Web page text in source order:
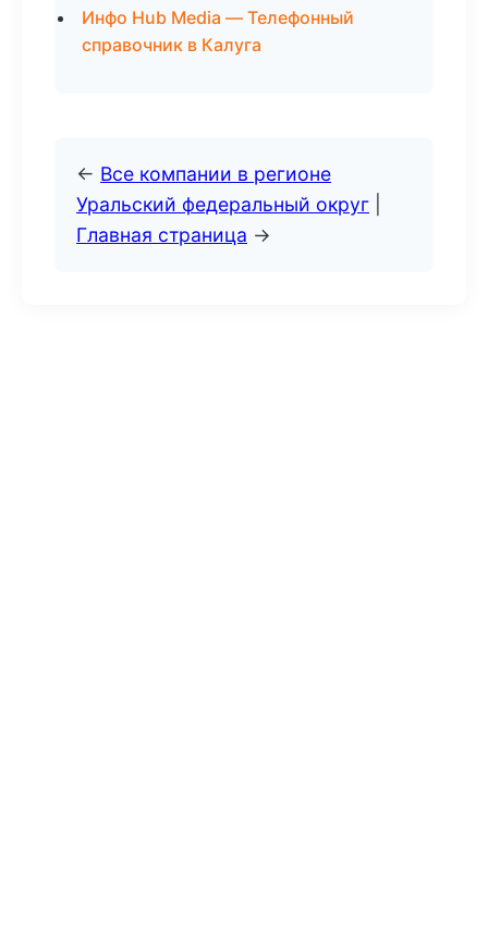
Инфо Hub Media — Телефонный
справочник в Калуга
← Все компании в регионе
Уральский федеральный округ
Главная страница →